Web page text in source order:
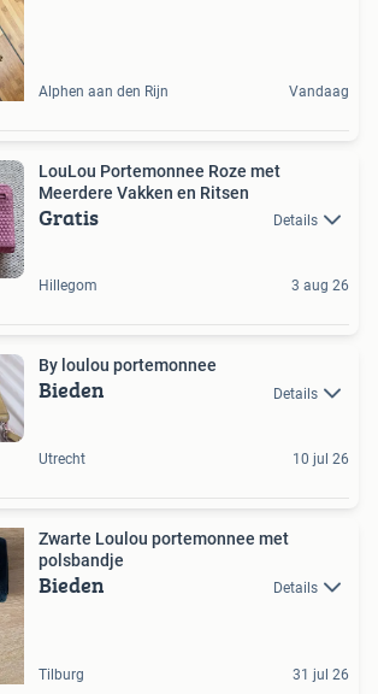
Alphen aan den Rijn Vandaag
LouLou Portemonnee Roze met
Meerdere Vakken en Ritsen
Gratis Details
Hillegom 3 aug 26
By loulou portemonnee
Bieden Details
Utrecht 10 jul 26
Zwarte Loulou portemonnee met
polsbandje
Bieden Details
Tilburg 31 jul 26